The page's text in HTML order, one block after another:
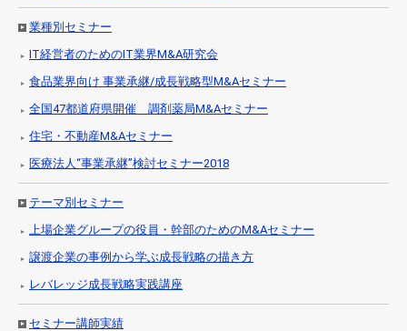
業種別セミナー
IT経営者のためのIT業界M&A研究会
食品業界向け 事業承継/成長戦略型M&Aセミナー
全国47都道府県開催 調剤薬局M&Aセミナー
住宅・不動産M&Aセミナー
医療法人“事業承継”検討セミナー2018
テーマ別セミナー
上場企業グループの役員・幹部のためのM&Aセミナー
譲渡企業の事例から学ぶ成長戦略の描き方
レバレッジ成長戦略実践講座
セミナー講師実績